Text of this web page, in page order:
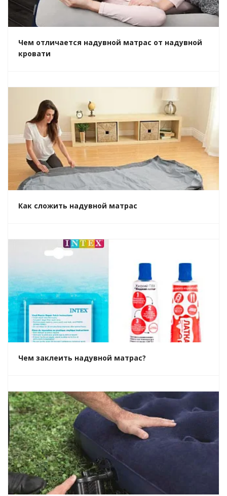
Чем отличается надувной матрас от надувной
кровати
Как сложить надувной матрас
Чем заклеить надувной матрас?